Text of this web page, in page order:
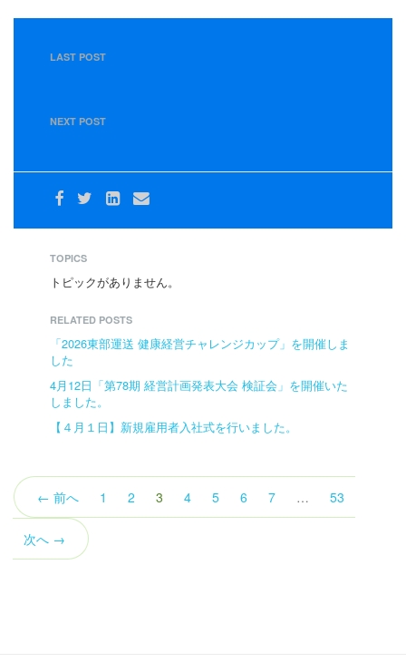
LAST POST
NEXT POST
TOPICS
トピックがありません。
RELATED POSTS
「2026東部運送 健康経営チャレンジカップ」を開催しま
した
4月12日「第78期 経営計画発表大会 検証会」を開催いた
しました。
【４月１日】新規雇用者入社式を行いました。
← 前へ 1 2 3 （こ
の
4 5 6 7 … 53
次へ →